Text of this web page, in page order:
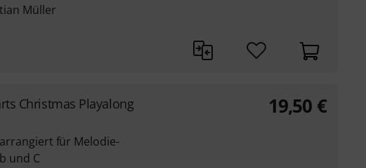
Müller
Christmas Playalong
für Melodie-
und C
19,50 €